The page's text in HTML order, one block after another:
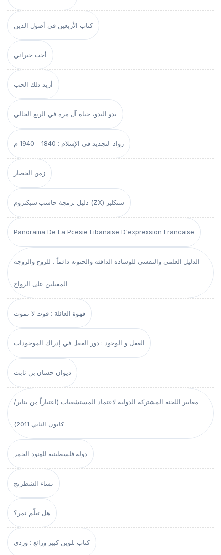
كتاب الأربعين في أصول الدين
أحب جيراني
أريد ذلك الحب
بدو البدو، حياة آل مرة في الربع الخالي
رواد التجديد في الإسلام : 1840 – 1940 م
زمن الحصار
دليل برمجة حاسب سبكتروم (ZX) سنكلير
Panorama De La Poesie Libanaise D'expression Francaise
الدليل العلمي والنفسي للوسادة الدافئة والحنونة دائماً : للزوج والزوجة
المقبلين على الزواج
قهوة العائلة : قوت لا تموت
العقل و الوجود : دور العقل في إدراك الموجودات
ديوان حسان بن ثابت
معايير اللجنة المشتركة الدولية لاعتماد المستشفيات (اعتباراً من يناير/
كانون الثاني 2011)
دولة فلسطينية للهنود الحمر
نساء الشطرنج
هل تعلّم نمر؟
كتاب تلوين كبير ورائع : وردي